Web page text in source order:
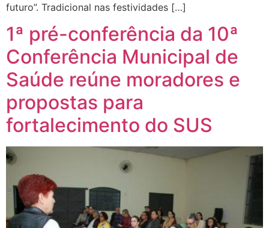
futuro”. Tradicional nas festividades […]
1ª pré-conferência da 10ª
Conferência Municipal de
Saúde reúne moradores e
propostas para
fortalecimento do SUS